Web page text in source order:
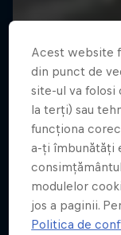
Acest website
din punct de
site-ul va folosi
la terți) sau
funcționa
a-ți îmbunătăți
modulelor
jos a paginii.
Politica de